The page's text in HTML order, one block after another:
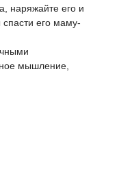
наряжайте его и
спасти его маму-
мышление,